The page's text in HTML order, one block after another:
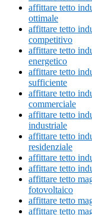
affittare tetto
ottimale
affittare tetto
competitivo
affittare tetto
energetico
affittare tetto
sufficiente
affittare tetto
commerciale
affittare tetto
industriale
affittare tetto
residenziale
affittare tetto
affittare tetto
affittare tetto
fotovoltaico
affittare tetto
affittare tetto